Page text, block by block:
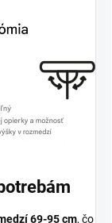
69-95 cm, čo